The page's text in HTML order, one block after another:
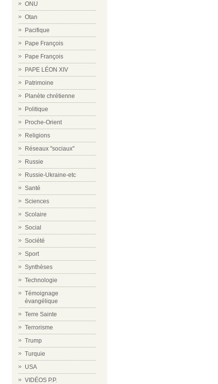
ONU
Otan
Pacifique
Pape François
Pape François
PAPE LÉON XIV
Patrimoine
Planète chrétienne
Politique
Proche-Orient
Religions
Réseaux "sociaux"
Russie
Russie-Ukraine-etc
Santé
Sciences
Scolaire
Social
Société
Sport
Synthèses
Technologie
Témoignage
évangélique
Terre Sainte
Terrorisme
Trump
Turquie
USA
VIDÉOS P.P.